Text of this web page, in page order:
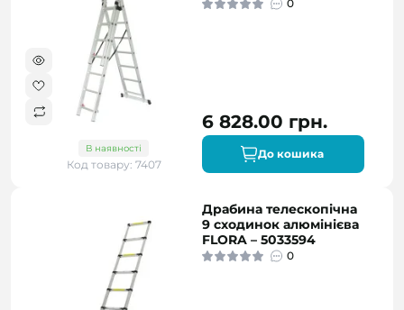
В наявності
Код товару: 7407
0
6 828.00 грн.
До кошика
Драбина телескопічна
9 сходинок алюмінієва
FLORA – 5033594
0